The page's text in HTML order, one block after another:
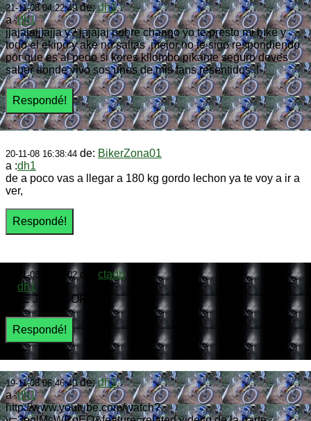
21-11-08 04:22:49de:dh1
a :dh1
jjajajajjjajja y? jajajaj pobre chango yo te presto mi bike y
todo el ekipo y ake no saltas .mejor no te sigo respondiendo
por que es al pedo si keres kilombo pikante seguro deves
saber donde vivo sos unos de mis fans resentidos..!
20-11-08 16:38:44 de: BikerZona01
a :dh1
de a poco vas a llegar a 180 kg gordo lechon ya te voy a ir a
ver,
19-11-08 08:03:02de: ctadh
dh1
QUE JUGADOR !
19-11-08 06:46:40de:dh1
a :dh1
http://www.youtube.com/watch?